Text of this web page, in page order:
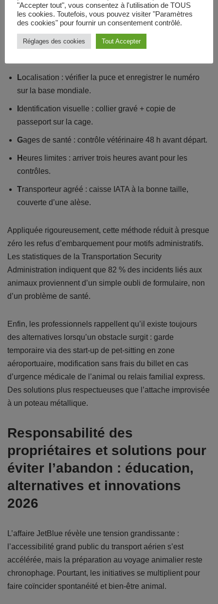
recommandent depuis peu une règle mnémotechnique en
cinq lettres : « F-L-I-G-H-T ».
ormulaires : télécharger et remplir les attestations
Localisation : vérifier la puce et enregistrer le numéro
sur la base mondiale.
dentification visuelle : collier gravé + copie de
passeport sur la cage.
Gages de santé : contrôle vétérinaire 48 h avant départ.
H eures limites : arriver trois heures avant pour les
contrôles.
Transporteur agréé : caisse IATA à la bonne taille,
couverte d’une alèse.
Appliquée rigoureusement, cette méthode réduit à presque
zéro les refus d’embarquement pour motifs administratifs.
Les statistiques de la Transportation Security
Administration indiquent que 82 % des incidents liés aux
animaux proviennent d’un simple oubli de formulaire, non
d’un problème de santé.
Enfin, les professionnels rappellent qu’il existe toujours
des alternatives lorsqu’un obstacle surgit : garde
temporaire via des start-up de pet-sitting en zone
aéroportuaire, modification sans frais du billet en cas
d’urgence médicale de l’animal ou relais familial express.
Des solutions plus respectueuses que l’attache improvisée
à un poteau métallique.
Responsabilité des
propriétaires et solutions pour
éviter l’abandon : éducation,
alternatives et innovations
2026
L’affaire JetBlue révèle une tension grandissante :
l’accessibilité grand public du transport aérien s’est
accélérée, mais la préparation au voyage animalier reste
chronophage. Pourtant, les initiatives se multiplient pour
faire coïncider spontanéité et bien-être animal.
"Accepter tout", vous consentez à l'utilisation de TOUS
les cookies. Toutefois, vous pouvez visiter "Paramètres
des cookies" pour fournir un consentement contrôlé.
Réglages des cookies Tout Accepter